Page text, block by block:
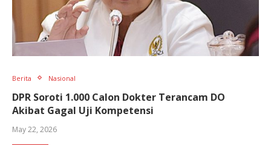
Berita Nasional
DPR Soroti 1.000 Calon Dokter Terancam DO
Akibat Gagal Uji Kompetensi
May 22, 2026